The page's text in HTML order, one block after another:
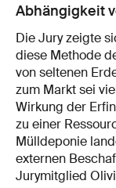
Abhängigkeit
Die Jury zeigte
diese Methode
von seltenen
zum Markt sei
Wirkung der
zu einer
Mülldeponie
externen
Jurymitglied